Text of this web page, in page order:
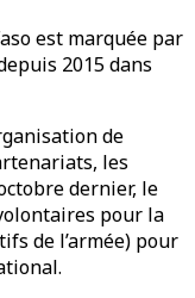
est marquée par
2015 dans
de
les
dernier, le
pour la
de l’armée) pour